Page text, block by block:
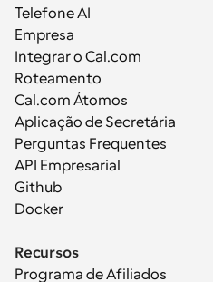
Telefone AI
Empresa
Integrar o Cal.com
Roteamento
Cal.com Átomos
Aplicação de Secretária
Perguntas Frequentes
API Empresarial
Github
Docker
Recursos
Programa de Afiliados